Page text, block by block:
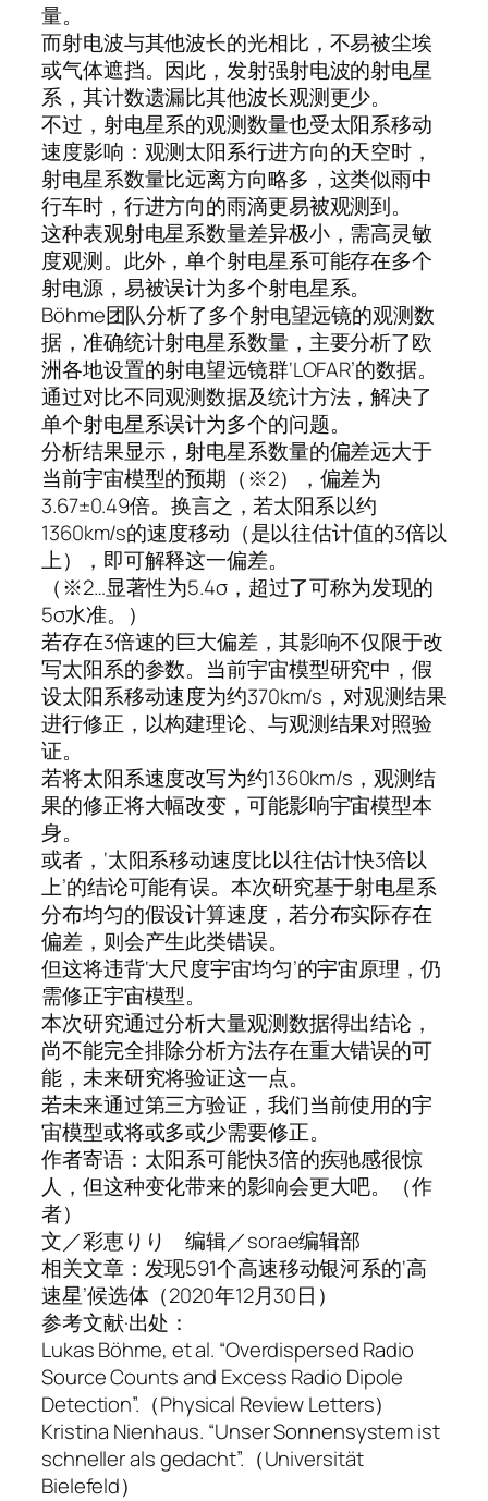
量。
而射电波与其他波长的光相比，不易被尘埃
或气体遮挡。因此，发射强射电波的射电星
系，其计数遗漏比其他波长观测更少。
不过，射电星系的观测数量也受太阳系移动
速度影响：观测太阳系行进方向的天空时，
射电星系数量比远离方向略多，这类似雨中
行车时，行进方向的雨滴更易被观测到。
这种表观射电星系数量差异极小，需高灵敏
度观测。此外，单个射电星系可能存在多个
射电源，易被误计为多个射电星系。
Böhme团队分析了多个射电望远镜的观测数
据，准确统计射电星系数量，主要分析了欧
洲各地设置的射电望远镜群‘LOFAR’的数据。
通过对比不同观测数据及统计方法，解决了
单个射电星系误计为多个的问题。
分析结果显示，射电星系数量的偏差远大于
当前宇宙模型的预期（※2），偏差为
3.67±0.49倍。换言之，若太阳系以约
1360km/s的速度移动（是以往估计值的3倍以
上），即可解释这一偏差。
（※2…显著性为5.4σ，超过了可称为发现的
5σ水准。）
若存在3倍速的巨大偏差，其影响不仅限于改
写太阳系的参数。当前宇宙模型研究中，假
设太阳系移动速度为约370km/s，对观测结果
进行修正，以构建理论、与观测结果对照验
证。
若将太阳系速度改写为约1360km/s，观测结
果的修正将大幅改变，可能影响宇宙模型本
身。
或者，‘太阳系移动速度比以往估计快3倍以
上’的结论可能有误。本次研究基于射电星系
分布均匀的假设计算速度，若分布实际存在
偏差，则会产生此类错误。
但这将违背‘大尺度宇宙均匀’的宇宙原理，仍
需修正宇宙模型。
本次研究通过分析大量观测数据得出结论，
尚不能完全排除分析方法存在重大错误的可
能，未来研究将验证这一点。
若未来通过第三方验证，我们当前使用的宇
宙模型或将或多或少需要修正。
作者寄语：太阳系可能快3倍的疾驰感很惊
人，但这种变化带来的影响会更大吧。（作
者）
文／彩恵りり 编辑／sorae编辑部
相关文章：发现591个高速移动银河系的‘高
速星’候选体（2020年12月30日）
参考文献·出处：
Lukas Böhme, et al. “Overdispersed Radio
Source Counts and Excess Radio Dipole
Detection”.（Physical Review Letters）
Kristina Nienhaus. “Unser Sonnensystem ist
schneller als gedacht”.（Universität
Bielefeld）